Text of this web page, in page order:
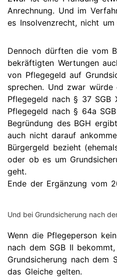
Anrechnung. Und im
es Insolvenzrecht, nicht um
Dennoch dürften die vom
bekräftigten Wertungen
von Pflegegeld auf
sprechen. Und zwar
Pflegegeld nach § 37 SGB
Pflegegeld nach § 64a
Begründung des BGH
auch nicht darauf
Bürgergeld bezieht
oder ob es um
geht.
Ende der Ergänzung vom
Und bei Grundsicherung nach
Wenn die Pflegeperson
nach dem SGB II
Grundsicherung nach dem
das Gleiche gelten.